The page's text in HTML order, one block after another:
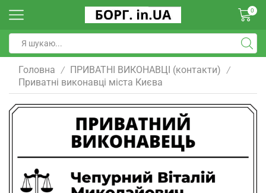
0
Головна / ПРИВАТНІ ВИКОНАВЦІ (контакти) /
Приватні виконавці міста Києва